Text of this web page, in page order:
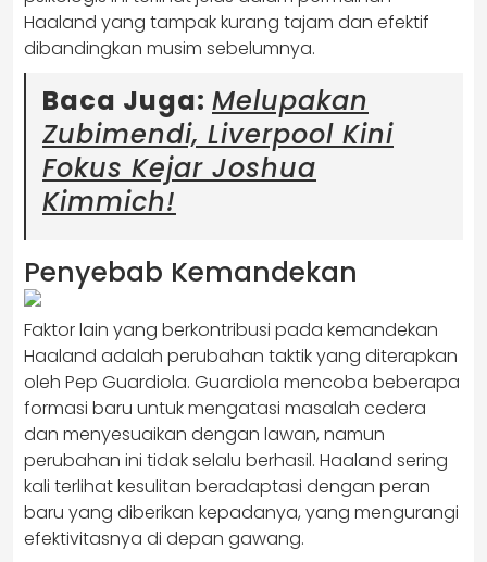
Haaland yang tampak kurang tajam dan efektif
dibandingkan musim sebelumnya.
Baca Juga: Melupakan
Zubimendi, Liverpool Kini
Fokus Kejar Joshua
Kimmich!
Penyebab Kemandekan
Faktor lain yang berkontribusi pada kemandekan
Haaland adalah perubahan taktik yang diterapkan
oleh Pep Guardiola. Guardiola mencoba beberapa
formasi baru untuk mengatasi masalah cedera
dan menyesuaikan dengan lawan, namun
perubahan ini tidak selalu berhasil. Haaland sering
kali terlihat kesulitan beradaptasi dengan peran
baru yang diberikan kepadanya, yang mengurangi
efektivitasnya di depan gawang.